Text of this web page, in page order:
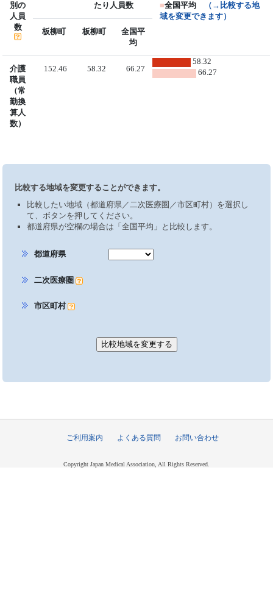
別の
人員
数
たり人員数
■全国平均
（→比較する地
域を変更できます）
板柳町
板柳町
全国平
均
介護
職員
（常
勤換
算人
数）
152.46 58.32 66.27
58.32
66.27
比較する地域を変更することができます。
比較したい地域（都道府県／二次医療圏／市区町村）を選択し
て、ボタンを押してください。
都道府県が空欄の場合は「全国平均」と比較します。
都道府県
二次医療圏
市区町村
ご利用案内 よくある質問 お問い合わせ
Copyright Japan Medical Association, All Rights Reserved.